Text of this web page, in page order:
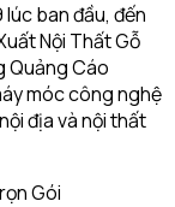
ban đầu, đến
Nội Thất Gỗ
Quảng Cáo
móc công nghệ
địa và nội thất
Gói